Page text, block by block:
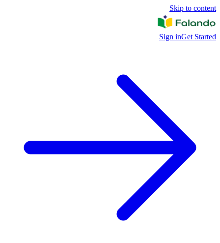
Skip to content
Sign inGet Started